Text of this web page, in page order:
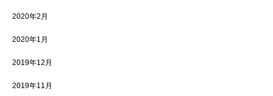
2020年2月
2020年1月
2019年12月
2019年11月